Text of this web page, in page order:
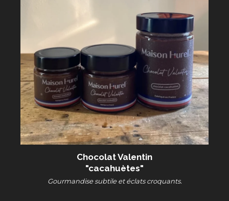
Chocolat Valentin
"cacahuètes"
Gourmandise subtile et éclats croquants.